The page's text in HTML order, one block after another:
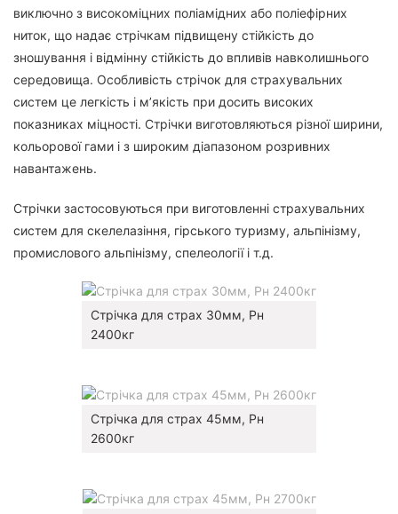
виключно з високоміцних поліамідних або поліефірних
ниток, що надає стрічкам підвищену стійкість до
зношування і відмінну стійкість до впливів навколишнього
середовища. Особливість стрічок для страхувальних
систем це легкість і м’якість при досить високих
показниках міцності. Стрічки виготовляються різної ширини,
кольорової гами і з широким діапазоном розривних
навантажень.
Стрічки застосовуються при виготовленні страхувальних
систем для скелелазіння, гірського туризму, альпінізму,
промислового альпінізму, спелеології і т.д.
Стрічка для страх 30мм, Рн
2400кг
Стрічка для страх 45мм, Рн
2600кг